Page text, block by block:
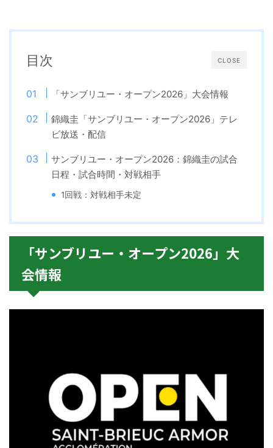
CLOSE
目次
「サンブリユー・オープン2026」大会情報
錦織圭「サンブリユー・オープン2026」テレ
ビ放送・配信
サンブリユー・オープン2026：錦織圭の試合
日程・試合時間・対戦相手
1回戦：対戦相手未定
「サンブリユー・オープン2026」大
会情報